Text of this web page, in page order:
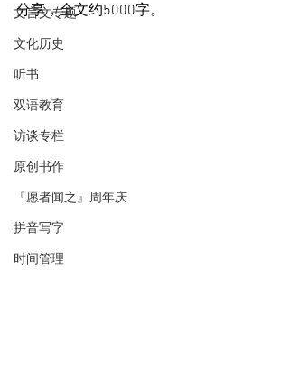
文言文专题
文化历史
听书
双语教育
访谈专栏
原创书作
『愿者闻之』周年庆
拼音写字
时间管理
分享，全文约5000字。